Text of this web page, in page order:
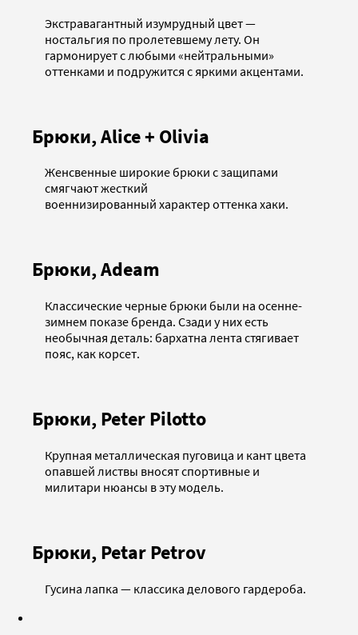
Экстравагантный изумрудный цвет —
ностальгия по пролетевшему лету. Он
гармонирует с любыми «нейтральными»
оттенками и подружится с яркими акцентами.
Брюки, Alice + Olivia
Женсвенные широкие брюки с защипами
смягчают жесткий
военнизированный характер оттенка хаки.
Брюки, Adeam
Классические черные брюки были на осенне-
зимнем показе бренда. Сзади у них есть
необычная деталь: бархатна лента стягивает
пояс, как корсет.
Брюки, Peter Pilotto
Крупная металлическая пуговица и кант цвета
опавшей листвы вносят спортивные и
милитари нюансы в эту модель.
Брюки, Petar Petrov
Гусина лапка — классика делового гардероба.